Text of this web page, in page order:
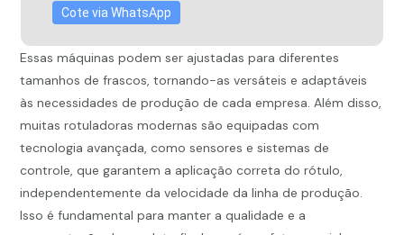
Cote via WhatsApp
Essas máquinas podem ser ajustadas para diferentes
tamanhos de frascos, tornando-as versáteis e adaptáveis
às necessidades de produção de cada empresa. Além disso,
muitas rotuladoras modernas são equipadas com
tecnologia avançada, como sensores e sistemas de
controle, que garantem a aplicação correta do rótulo,
independentemente da velocidade da linha de produção.
Isso é fundamental para manter a qualidade e a